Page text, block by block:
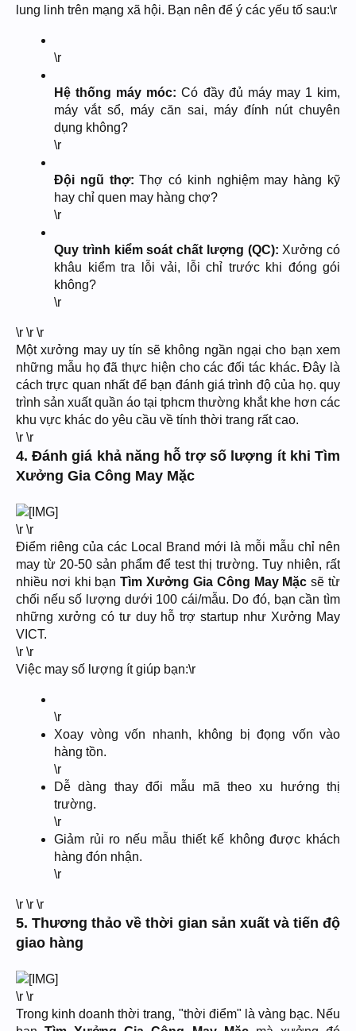
lung linh trên mạng xã hội. Bạn nên để ý các yếu tố sau:\r
\r
Hệ thống máy móc: Có đầy đủ máy may 1 kim,
máy vắt sổ, máy căn sai, máy đính nút chuyên
dụng không?
\r
Đội ngũ thợ: Thợ có kinh nghiệm may hàng kỹ
hay chỉ quen may hàng chợ?
\r
Quy trình kiểm soát chất lượng (QC): Xưởng có
khâu kiểm tra lỗi vải, lỗi chỉ trước khi đóng gói
không?
\r
\r \r \r
Một xưởng may uy tín sẽ không ngần ngại cho bạn xem
những mẫu họ đã thực hiện cho các đối tác khác. Đây là
cách trực quan nhất để bạn đánh giá trình độ của họ. quy
trình sản xuất quần áo tại tphcm thường khắt khe hơn các
khu vực khác do yêu cầu về tính thời trang rất cao.
\r \r
4. Đánh giá khả năng hỗ trợ số lượng ít khi Tìm
Xưởng Gia Công May Mặc
\r \r
Điểm riêng của các Local Brand mới là mỗi mẫu chỉ nên
may từ 20-50 sản phẩm để test thị trường. Tuy nhiên, rất
nhiều nơi khi bạnTìm Xưởng Gia Công May Mặc sẽ từ
chối nếu số lượng dưới 100 cái/mẫu. Do đó, bạn cần tìm
những xưởng có tư duy hỗ trợ startup như Xưởng May
VICT.
\r \r
Việc may số lượng ít giúp bạn:\r
\r
Xoay vòng vốn nhanh, không bị đọng vốn vào
hàng tồn.
\r
Dễ dàng thay đổi mẫu mã theo xu hướng thị
trường.
\r
Giảm rủi ro nếu mẫu thiết kế không được khách
hàng đón nhận.
\r
\r \r \r
5. Thương thảo về thời gian sản xuất và tiến độ
giao hàng
\r \r
Trong kinh doanh thời trang, "thời điểm" là vàng bạc. Nếu